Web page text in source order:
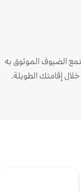
الضيوف الموثوق به